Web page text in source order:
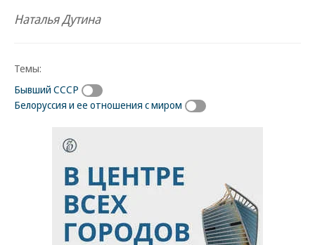
Наталья Дутина
Темы:
Бывший СССР
Белоруссия и ее отношения с миром